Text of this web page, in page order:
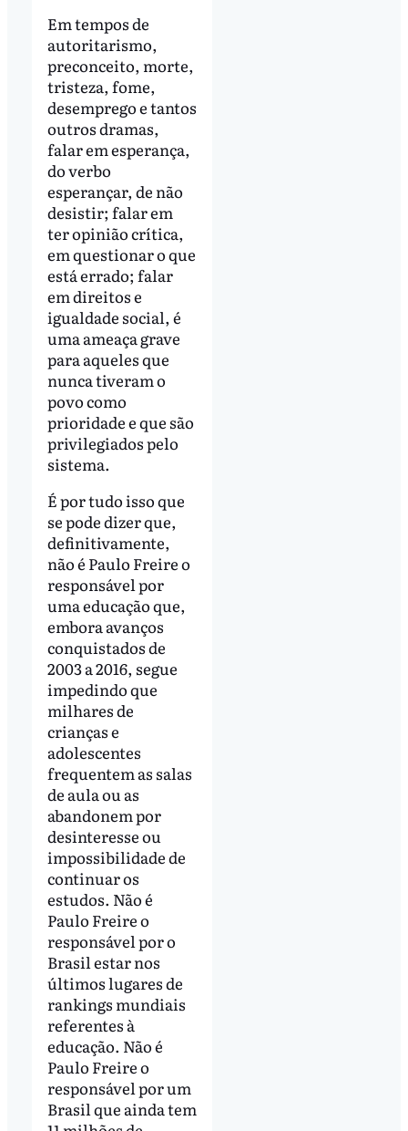
Em tempos de
autoritarismo,
preconceito, morte,
tristeza, fome,
desemprego e tantos
outros dramas,
falar em esperança,
do verbo
esperançar, de não
desistir; falar em
ter opinião crítica,
em questionar o que
está errado; falar
em direitos e
igualdade social, é
uma ameaça grave
para aqueles que
nunca tiveram o
povo como
prioridade e que são
privilegiados pelo
sistema.
É por tudo isso que
se pode dizer que,
definitivamente,
não é Paulo Freire o
responsável por
uma educação que,
embora avanços
conquistados de
2003 a 2016, segue
impedindo que
milhares de
crianças e
adolescentes
frequentem as salas
de aula ou as
abandonem por
desinteresse ou
impossibilidade de
continuar os
estudos. Não é
Paulo Freire o
responsável por o
Brasil estar nos
últimos lugares de
rankings mundiais
referentes à
educação. Não é
Paulo Freire o
responsável por um
Brasil que ainda tem